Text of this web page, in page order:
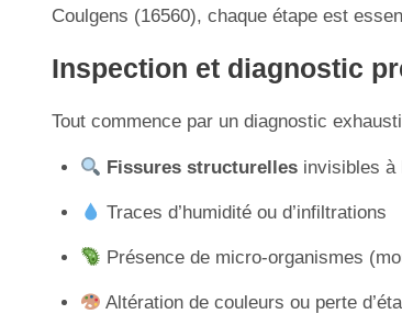
Coulgens (16560), chaque étape est
Inspection et diagnostic
Tout commence par un diagnostic
Fissures structurellesinvisibles à
Traces d’humidité ou d’infiltrations
Présence de micro-organismes
Altération de couleurs ou perte